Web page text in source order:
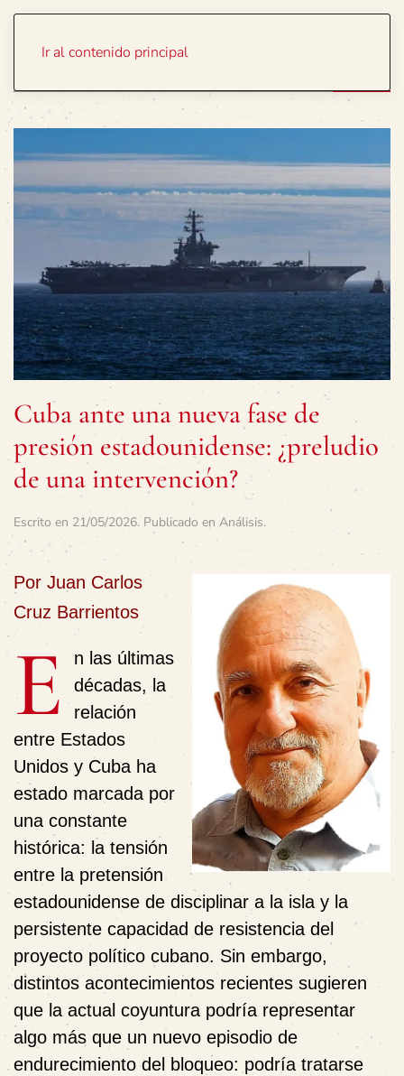
Ir al contenido principal
Cuba ante una nueva fase de
presión estadounidense: ¿preludio
de una intervención?
Escrito en 21/05/2026. Publicado en Análisis.
Por Juan Carlos
Cruz Barrientos
E
n las últimas
décadas, la
relación
entre Estados
Unidos y Cuba ha
estado marcada por
una constante
histórica: la tensión
entre la pretensión
estadounidense de disciplinar a la isla y la
persistente capacidad de resistencia del
proyecto político cubano. Sin embargo,
distintos acontecimientos recientes sugieren
que la actual coyuntura podría representar
algo más que un nuevo episodio de
endurecimiento del bloqueo: podría tratarse